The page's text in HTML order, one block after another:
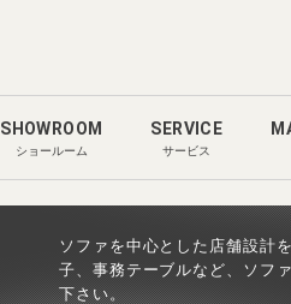
SHOWROOM
ショールーム
SERVICE
サービス
ソファを中心とした店舗設計
子、事務テーブルなど、ソフ
下さい。